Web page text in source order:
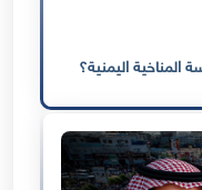
اليمنية؟